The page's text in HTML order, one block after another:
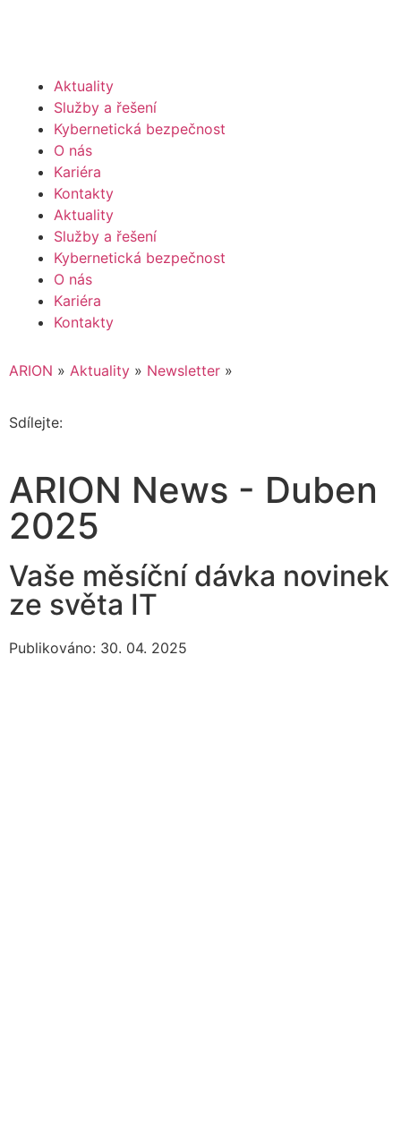
Aktuality
Služby a řešení
Kybernetická bezpečnost
O nás
Kariéra
Kontakty
Aktuality
Služby a řešení
Kybernetická bezpečnost
O nás
Kariéra
Kontakty
ARION » Aktuality » Newsletter »
Sdílejte:
ARION News - Duben
2025
Vaše měsíční dávka novinek
ze světa IT
Publikováno: 30. 04. 2025